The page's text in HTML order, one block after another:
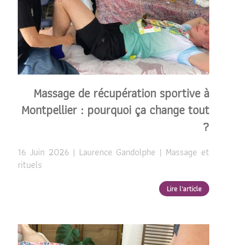
Massage de récupération sportive à
Montpellier : pourquoi ça change tout
?
16 Juin 2026 | Laurence Gandolphe | Massage et
rituels
Lire l'article